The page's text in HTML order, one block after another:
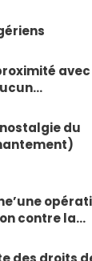
du
contre la…